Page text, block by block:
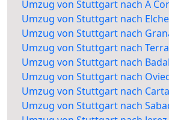
Umzug von Stuttgart nach A
Umzug von Stuttgart nach Elche
Umzug von Stuttgart nach
Umzug von Stuttgart nach
Umzug von Stuttgart nach
Umzug von Stuttgart nach
Umzug von Stuttgart nach
Umzug von Stuttgart nach